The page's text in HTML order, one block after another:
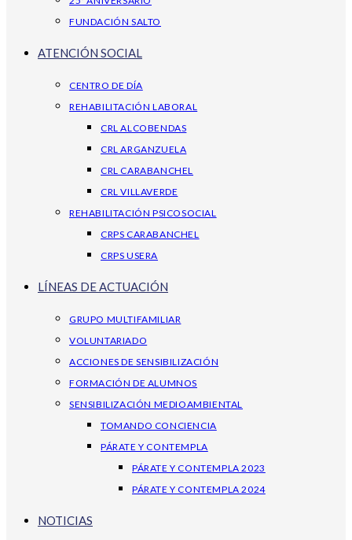
FUNDACIÓN SALTO
ATENCIÓN SOCIAL
CENTRO DE DÍA
REHABILITACIÓN LABORAL
CRL ALCOBENDAS
CRL ARGANZUELA
CRL CARABANCHEL
CRL VILLAVERDE
REHABILITACIÓN PSICOSOCIAL
CRPS CARABANCHEL
CRPS USERA
LÍNEAS DE ACTUACIÓN
GRUPO MULTIFAMILIAR
VOLUNTARIADO
ACCIONES DE SENSIBILIZACIÓN
FORMACIÓN DE ALUMNOS
SENSIBILIZACIÓN MEDIOAMBIENTAL
TOMANDO CONCIENCIA
PÁRATE Y CONTEMPLA
PÁRATE Y CONTEMPLA 2023
PÁRATE Y CONTEMPLA 2024
NOTICIAS